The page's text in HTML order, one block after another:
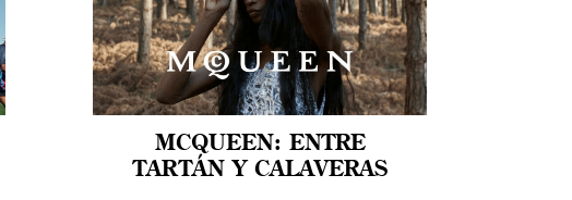
MCQUEEN: ENTRE
TARTÁN Y CALAVERAS